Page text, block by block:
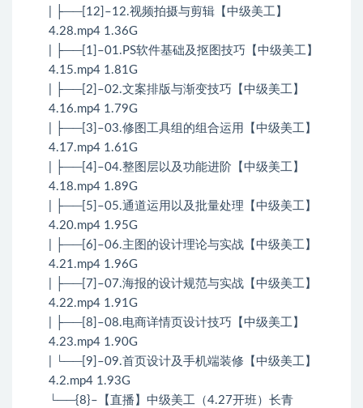
| ├──[12]–12.视频拍摄与剪辑【中级美工】
4.28.mp4 1.36G
| ├──[1]–01.PS软件基础及抠图技巧【中级美工】
4.15.mp4 1.81G
| ├──[2]–02.文案排版与渐变技巧【中级美工】
4.16.mp4 1.79G
| ├──[3]–03.修图工具组的组合运用【中级美工】
4.17.mp4 1.61G
| ├──[4]–04.整图层以及功能进阶【中级美工】
4.18.mp4 1.89G
| ├──[5]–05.通道运用以及批量处理【中级美工】
4.20.mp4 1.95G
| ├──[6]–06.主图的设计理论与实战【中级美工】
4.21.mp4 1.96G
| ├──[7]–07.海报的设计规范与实战【中级美工】
4.22.mp4 1.91G
| ├──[8]–08.电商详情页设计技巧【中级美工】
4.23.mp4 1.90G
| └──[9]–09.首页设计及手机端装修【中级美工】
4.2.mp4 1.93G
└──{8}–【直播】中级美工（4.27开班）长青